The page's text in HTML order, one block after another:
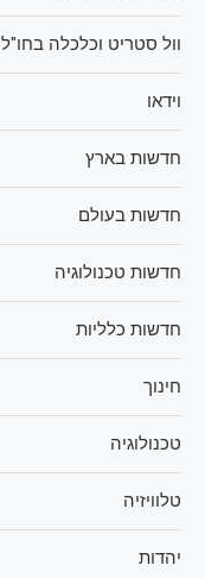
וול סטריט וכלכלה בחו"ל
וידאו
חדשות בארץ
חדשות בעולם
חדשות טכנולוגיה
חדשות כלליות
חינוך
טכנולוגיה
טלוויזיה
יהדות